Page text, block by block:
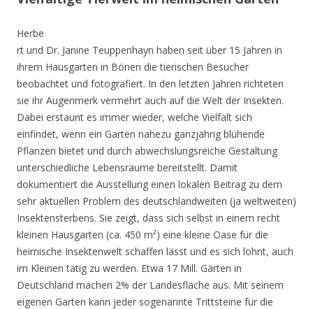
Herbe
rt und Dr. Janine Teuppenhayn haben seit über 15 Jahren in
ihrem Hausgarten in Bönen die tierischen Besucher
beobachtet und fotografiert. In den letzten Jahren richteten
sie ihr Augenmerk vermehrt auch auf die Welt der Insekten.
Dabei erstaunt es immer wieder, welche Vielfalt sich
einfindet, wenn ein Garten nahezu ganzjährig blühende
Pflanzen bietet und durch abwechslungsreiche Gestaltung
unterschiedliche Lebensräume bereitstellt. Damit
dokumentiert die Ausstellung einen lokalen Beitrag zu dem
sehr aktuellen Problem des deutschlandweiten (ja weltweiten)
Insektensterbens. Sie zeigt, dass sich selbst in einem recht
kleinen Hausgarten (ca. 450 m²) eine kleine Oase für die
heimische Insektenwelt schaffen lässt und es sich lohnt, auch
im Kleinen tätig zu werden. Etwa 17 Mill. Gärten in
Deutschland machen 2% der Landesfläche aus. Mit seinem
eigenen Garten kann jeder sogenannte Trittsteine für die